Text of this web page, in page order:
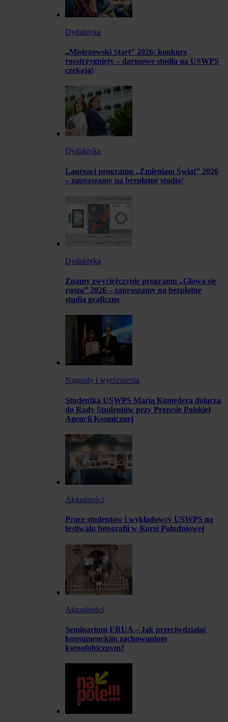
Dydaktyka
„Mistrzowski Start” 2026: konkurs
rozstrzygnięty – darmowe studia na USWPS
czekają!
Dydaktyka
Laureaci programu „Zmieniam Świat” 2026
– zapraszamy na bezpłatne studia!
Dydaktyka
Znamy zwyciężczynie programu „Głowa się
rusza” 2026 – zapraszamy na bezpłatne
studia graficzne
Nagrody i wyróżnienia
Studentka USWPS Maria Komędera dołącza
do Rady Studentów przy Prezesie Polskiej
Agencji Kosmicznej
Aktualności
Prace studentów i wykładowcy USWPS na
festiwalu fotografii w Korei Południowej
Aktualności
Seminarium ERUA – Jak przeciwdziałać
konsumenckim zachowaniom
ksenofobicznym?